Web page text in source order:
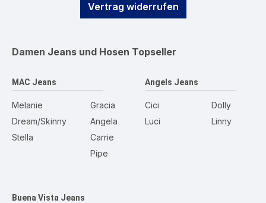
Vertrag widerrufen
Damen Jeans und Hosen Topseller
MAC Jeans
Melanie
Dream/Skinny
Stella
Gracia
Angela
Carrie
Pipe
Angels Jeans
Cici
Luci
Dolly
Linny
Buena Vista Jeans